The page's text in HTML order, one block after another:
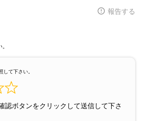
報告する
して下さい。
認ボタンをクリックして送信して下さ